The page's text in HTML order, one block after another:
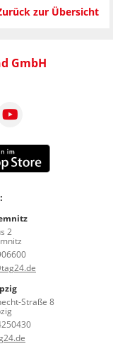
zur Übersicht
GmbH
2
Straße 8